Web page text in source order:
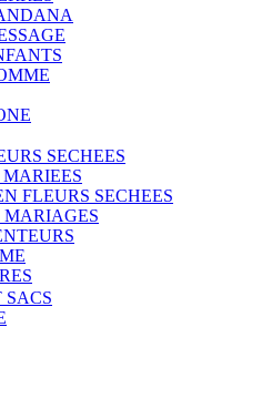
SECHEES
FLEURS SECHEES
MARIAGES
SACS